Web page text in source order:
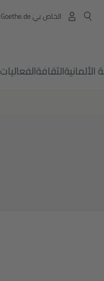
الخاص بي Goethe.de
الألمانيةالثقافةالفعاليات